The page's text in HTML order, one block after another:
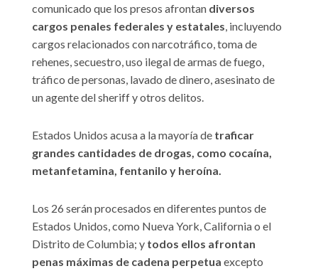
comunicado que los presos afrontan diversos
cargos penales federales y estatales , incluyendo
cargos relacionados con narcotráfico, toma de
rehenes, secuestro, uso ilegal de armas de fuego,
tráfico de personas, lavado de dinero, asesinato de
un agente del sheriff y otros delitos.
Estados Unidos acusa a la mayoría de traficar
grandes cantidades de drogas, como cocaína,
metanfetamina, fentanilo y heroína.
Los 26 serán procesados en diferentes puntos de
Estados Unidos, como Nueva York, California o el
Distrito de Columbia; y todos ellos afrontan
penas máximas de cadena perpetua excepto